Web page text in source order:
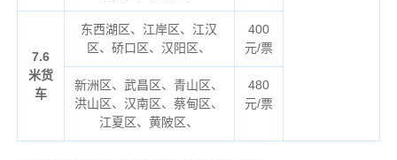
7.6
米货
车
东西湖区、江岸区、江汉
区、硚口区、汉阳区、
400
元/票
新洲区、武昌区、青山区、
洪山区、汉南区、蔡甸区、
江夏区、黄陂区、
480
元/票